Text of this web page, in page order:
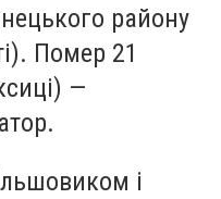
району
Помер 21
—
і